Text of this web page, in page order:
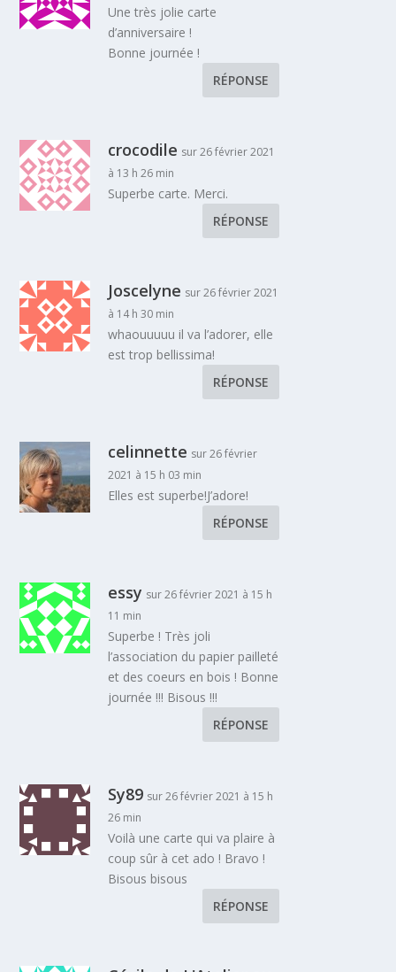
Une très jolie carte
d’anniversaire !
Bonne journée !
RÉPONSE
crocodile sur 26 février 2021
à 13 h 26 min
Superbe carte. Merci.
RÉPONSE
Joscelyne sur 26 février 2021
à 14 h 30 min
whaouuuuu il va l’adorer, elle
est trop bellissima!
RÉPONSE
celinnette sur 26 février
2021 à 15 h 03 min
Elles est superbe!J’adore!
RÉPONSE
essy sur 26 février 2021 à 15 h
11 min
Superbe ! Très joli
l’association du papier pailleté
et des coeurs en bois ! Bonne
journée !!! Bisous !!!
RÉPONSE
Sy89 sur 26 février 2021 à 15 h
26 min
Voilà une carte qui va plaire à
coup sûr à cet ado ! Bravo !
Bisous bisous
RÉPONSE